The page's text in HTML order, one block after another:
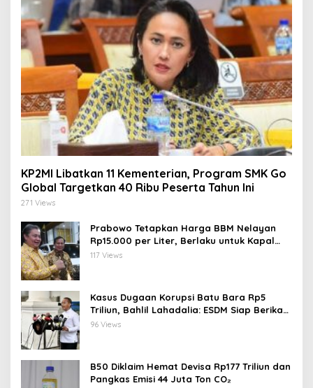
KP2MI Libatkan 11 Kementerian, Program SMK Go
Global Targetkan 40 Ribu Peserta Tahun Ini
271 Views
Prabowo Tetapkan Harga BBM Nelayan
Rp15.000 per Liter, Berlaku untuk Kapal
30-200 GT
117 Views
Kasus Dugaan Korupsi Batu Bara Rp5
Triliun, Bahlil Lahadalia: ESDM Siap Berikan
Data
96 Views
B50 Diklaim Hemat Devisa Rp177 Triliun dan
Pangkas Emisi 44 Juta Ton CO₂